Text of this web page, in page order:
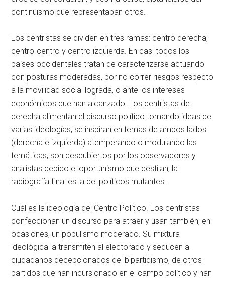
continuismo que representaban otros.
Los centristas se dividen en tres ramas: centro derecha,
centro-centro y centro izquierda. En casi todos los
países occidentales tratan de caracterizarse actuando
con posturas moderadas, por no correr riesgos respecto
a la movilidad social lograda, o ante los intereses
económicos que han alcanzado. Los centristas de
derecha alimentan el discurso político tomando ideas de
varias ideologías, se inspiran en temas de ambos lados
(derecha e izquierda) atemperando o modulando las
temáticas; son descubiertos por los observadores y
analistas debido el oportunismo que destilan; la
radiografía final es la de: políticos mutantes.
Cuál es la ideología del Centro Político. Los centristas
confeccionan un discurso para atraer y usan también, en
ocasiones, un populismo moderado. Su mixtura
ideológica la transmiten al electorado y seducen a
ciudadanos decepcionados del bipartidismo, de otros
partidos que han incursionado en el campo político y han